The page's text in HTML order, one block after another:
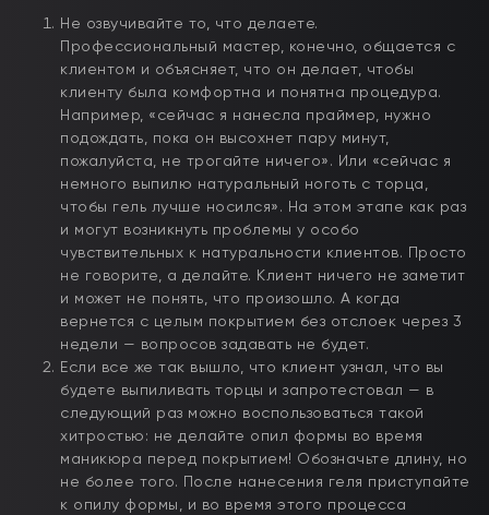
Не озвучивайте то, что делаете.
Профессиональный мастер, конечно, общается с
клиентом и объясняет, что он делает, чтобы
клиенту была комфортна и понятна процедура.
Например, «сейчас я нанесла праймер, нужно
подождать, пока он высохнет пару минут,
пожалуйста, не трогайте ничего». Или «сейчас я
немного выпилю натуральный ноготь с торца,
чтобы гель лучше носился». На этом этапе как раз
и могут возникнуть проблемы у особо
чувствительных к натуральности клиентов. Просто
не говорите, а делайте. Клиент ничего не заметит
и может не понять, что произошло. А когда
вернется с целым покрытием без отслоек через 3
недели — вопросов задавать не будет.
Если все же так вышло, что клиент узнал, что вы
будете выпиливать торцы и запротестовал — в
следующий раз можно воспользоваться такой
хитростью: не делайте опил формы во время
маникюра перед покрытием! Обозначьте длину, но
не более того. После нанесения геля приступайте
к опилу формы, и во время этого процесса